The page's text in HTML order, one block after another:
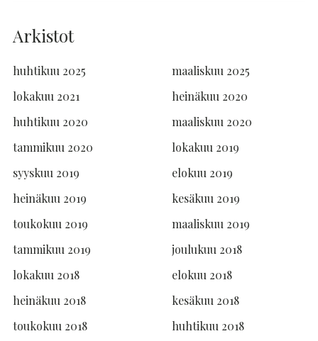
Arkistot
huhtikuu 2025
maaliskuu 2025
lokakuu 2021
heinäkuu 2020
huhtikuu 2020
maaliskuu 2020
tammikuu 2020
lokakuu 2019
syyskuu 2019
elokuu 2019
heinäkuu 2019
kesäkuu 2019
toukokuu 2019
maaliskuu 2019
tammikuu 2019
joulukuu 2018
lokakuu 2018
elokuu 2018
heinäkuu 2018
kesäkuu 2018
toukokuu 2018
huhtikuu 2018